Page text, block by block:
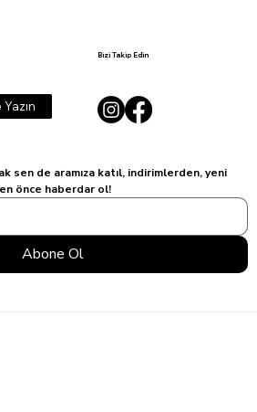
Bizi Takip Edin
sen de aramıza katıl, indirimlerden, yeni
önce haberdar ol!
Abone Ol